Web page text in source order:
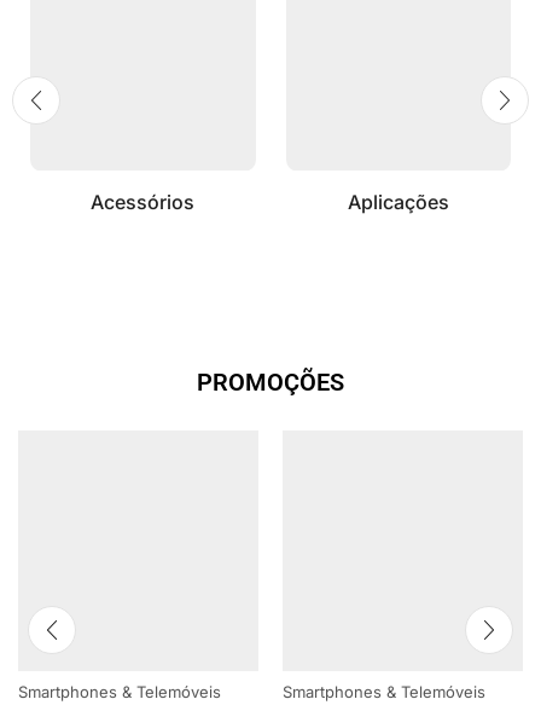
Acessórios Aplicações
PROMOÇÕES
Smartphones & Telemóveis Smartphones & Telemóveis